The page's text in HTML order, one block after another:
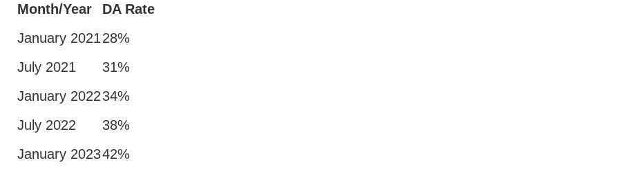
Month/Year
DA Rate
January 202128%
July 2021
31%
January 202234%
July 2022
38%
January 202342%